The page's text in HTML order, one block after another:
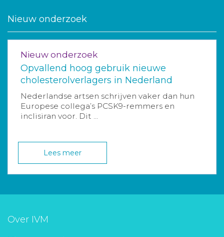
Nieuw onderzoek
Nieuw onderzoek
Opvallend hoog gebruik nieuwe
cholesterolverlagers in Nederland
Nederlandse artsen schrijven vaker dan hun
Europese collega’s PCSK9-remmers en
inclisiran voor. Dit ...
Lees meer
Over IVM